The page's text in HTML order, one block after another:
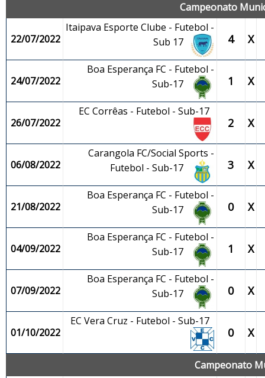
Campeonato
22/07/2022
Itaipava Esporte Clube - Futebol -
Sub 17
4 X
24/07/2022
Boa Esperança FC - Futebol -
Sub-17
1 X
26/07/2022
EC Corrêas - Futebol - Sub-17
2 X
06/08/2022
Carangola FC/Social Sports -
Futebol - Sub-17
3 X
21/08/2022
Boa Esperança FC - Futebol -
Sub-17
0 X
04/09/2022
Boa Esperança FC - Futebol -
Sub-17
1 X
07/09/2022
Boa Esperança FC - Futebol -
Sub-17
0 X
01/10/2022
EC Vera Cruz - Futebol - Sub-17
0 X
Campeonato